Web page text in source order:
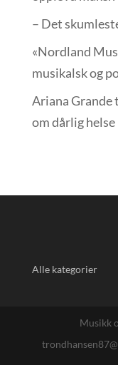
– Det
«Nordland
musikalsk og
Ariana Grande
om dårlig helse
Alle kategorier
Musikk